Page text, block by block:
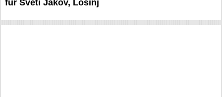
für Sveti Jakov, Losinj